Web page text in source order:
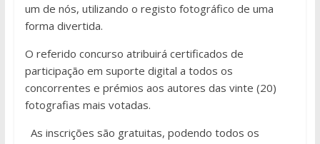
um de nós, utilizando o registo fotográfico de uma
forma divertida.
O referido concurso atribuirá certificados de
participação em suporte digital a todos os
concorrentes e prémios aos autores das vinte (20)
fotografias mais votadas.
As inscrições são gratuitas, podendo todos os